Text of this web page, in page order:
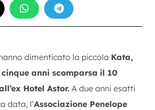
dimenticato la piccola Kata,
anni scomparsa il 10
Hotel Astor. A due anni esatti
data, l’Associazione Penelope